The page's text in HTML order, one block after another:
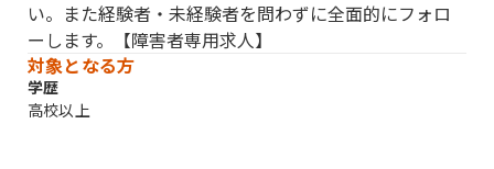
い。また経験者・未経験者を問わずに全面的にフォロ
ーします。【障害者専用求人】
対象となる方
学歴
高校以上